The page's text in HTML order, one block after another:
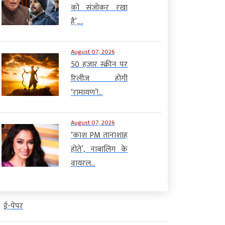
को संजोकर रखा
है’,...
August 07, 2026
50 हजार स्क्रीन पर
रिलीज होगी
‘रामायण’!...
August 07, 2026
‘काश PM तानाशाह
होते’, नाबालिग के
वायरल...
ई-पेपर